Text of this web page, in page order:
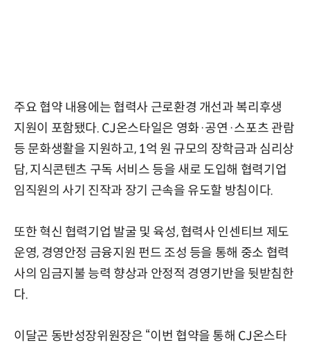
주요 협약 내용에는 협력사 근로환경 개선과 복리후생
지원이 포함됐다. CJ온스타일은 영화·공연·스포츠 관람
등 문화생활을 지원하고, 1억 원 규모의 장학금과 심리상
담, 지식콘텐츠 구독 서비스 등을 새로 도입해 협력기업
임직원의 사기 진작과 장기 근속을 유도할 방침이다.
또한 혁신 협력기업 발굴 및 육성, 협력사 인센티브 제도
운영, 경영안정 금융지원 펀드 조성 등을 통해 중소 협력
사의 임금지불 능력 향상과 안정적 경영기반을 뒷받침한
다.
이달곤 동반성장위원장은 “이번 협약을 통해 CJ온스타